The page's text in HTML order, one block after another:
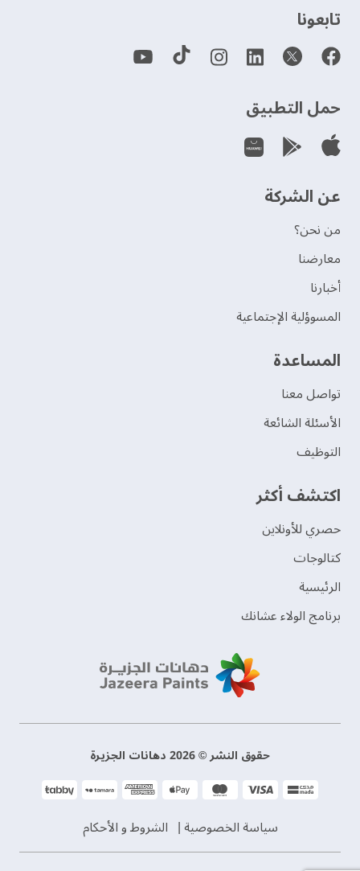
‫تابعونا‬
حمل التطبيق
عن الشركة
من نحن؟
‫معارضنا‬
‫أخبارنا‬
المسوؤلية الإجتماعية
‫المساعدة‬
تواصل معنا
الأسئلة الشائعة
التوظيف
اكتشف أكثر
حصري للأونلاين
‫كتالوجات‬
الرئيسية
برنامج الولاء عشانك
حقوق النشر © 2026 دهانات الجزيرة
سياسة الخصوصية
الشروط و الأحكام